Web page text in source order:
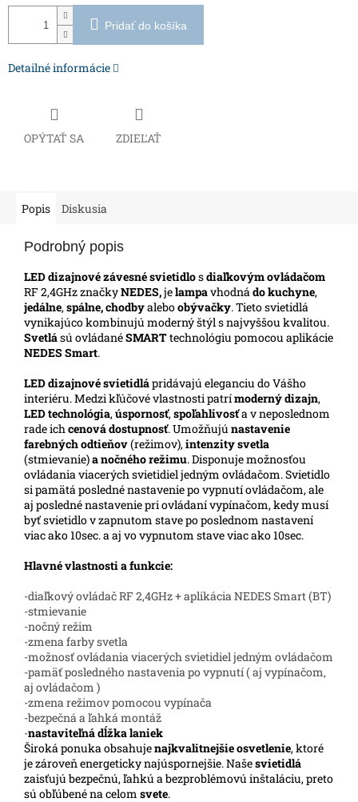
Pridať do košíka
Detailné informácie
OPÝTAŤ SA ZDIEĽAŤ
Popis Diskusia
Podrobný popis
LED dizajnové závesné svietidlosdiaľkovým ovládačom
RF 2,4GHz značkyNEDES,jelampavhodnádo kuchyne,
jedálne,spálne, chodbyaleboobývačky. Tieto svietidlá
vynikajúco kombinujú moderný štýl s najvyššou kvalitou.
Svetlású ovládanéSMARTtechnológiu pomocou aplikácie
NEDES Smart.
LEDdizajnové svietidlápridávajú eleganciu do Vášho
interiéru. Medzi kľúčové vlastnosti patrímoderný dizajn,
LED technológia,úspornosť,spoľahlivosťa v neposlednom
rade ichcenová dostupnosť. Umožňujú nastavenie
farebných odtieňov(režimov),intenzity svetla
(stmievanie)a nočného režimu. Disponuje možnosťou
ovládania viacerých svietidiel jedným ovládačom. Svietidlo
si pamätá posledné nastavenie po vypnutí ovládačom, ale
aj posledné nastavenie pri ovládaní vypínačom, kedy musí
byť svietidlo v zapnutom stave po poslednom nastavení
viac ako 10sec. a aj vo vypnutom stave viac ako 10sec.
Hlavné vlastnosti a funkcie:
-diaľkový ovládač RF 2,4GHz + aplikácia NEDES Smart (BT)
-stmievanie
-nočný režim
-zmena farby svetla
-možnosť ovládania viacerých svietidiel jedným ovládačom
-pamäť posledného nastavenia po vypnutí ( aj vypínačom,
aj ovládačom )
-zmena režimov pomocou vypínača
-bezpečná a ľahká montáž
-nastaviteľná dĺžka laniek
Široká ponuka obsahujenajkvalitnejšie osvetlenie, ktoré
je zároveň energeticky najúspornejšie. Našesvietidlá
zaisťujú bezpečnú, ľahkú a bezproblémovú inštaláciu, preto
sú obľúbené na celom svete.